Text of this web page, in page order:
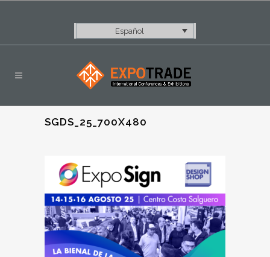
Español
SGDS_25_700X480